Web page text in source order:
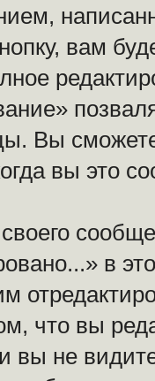
вам
Вы
вы это
в
что вы
вы не